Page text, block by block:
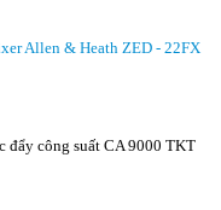
Allen & Heath ZED - 22FX